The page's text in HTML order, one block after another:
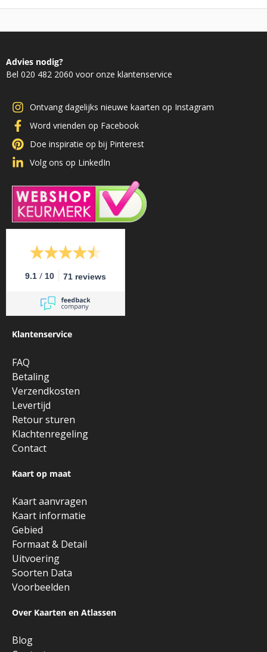
Advies nodig?
Bel 020 482 2060 voor onze klantenservice
Ontvang dagelijks nieuwe kaarten op Instagram
Word vrienden op Facebook
Doe inspiratie op bij Pinterest
Volg ons op LinkedIn
9.1 / 10 71 reviews
Klantenservice
FAQ
Betaling
Verzendkosten
Levertijd
Retour sturen
Klachtenregeling
Contact
Kaart op maat
Kaart aanvragen
Kaart informatie
Gebied
Formaat & Detail
Uitvoering
Soorten Data
Voorbeelden
Over Kaarten en Atlassen
Blog